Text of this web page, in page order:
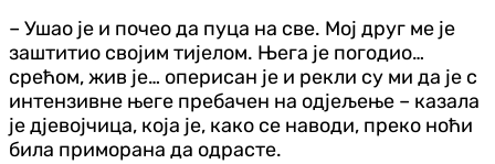
– Ушао је и почео да пуца на све. Мој друг ме је
заштитио својим тијелом. Њега је погодио…
срећом, жив је… оперисан је и рекли су ми да је с
интензивне његе пребачен на одјељење – казала
је дјевојчица, која је, како се наводи, преко ноћи
била приморана да одрасте.